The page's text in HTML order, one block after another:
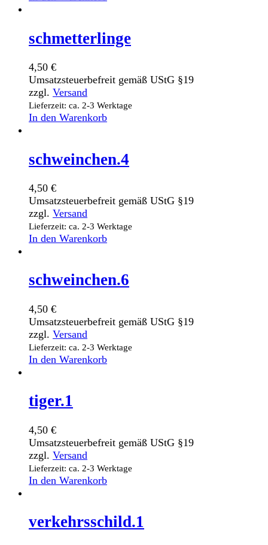
schmetterlinge
4,50 €
Umsatzsteuerbefreit gemäß UStG §19
zzgl. Versand
Lieferzeit: ca. 2-3 Werktage
In den Warenkorb
schweinchen.4
4,50 €
Umsatzsteuerbefreit gemäß UStG §19
zzgl. Versand
Lieferzeit: ca. 2-3 Werktage
In den Warenkorb
schweinchen.6
4,50 €
Umsatzsteuerbefreit gemäß UStG §19
zzgl. Versand
Lieferzeit: ca. 2-3 Werktage
In den Warenkorb
tiger.1
4,50 €
Umsatzsteuerbefreit gemäß UStG §19
zzgl. Versand
Lieferzeit: ca. 2-3 Werktage
In den Warenkorb
verkehrsschild.1